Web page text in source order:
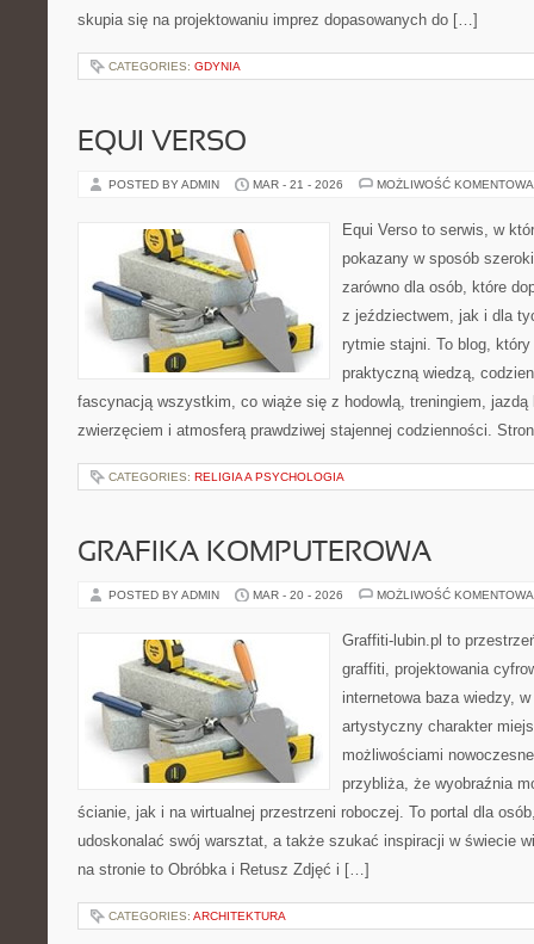
skupia się na projektowaniu imprez dopasowanych do […]
CATEGORIES: GDYNIA
EQUI VERSO
POSTED BY ADMIN MAR - 21 - 2026 MOŻLIWOŚĆ
Equi Verso to serwis, w
pokazany w sposób
zarówno dla osób, które
z jeździectwem, jak i dla
rytmie stajni. To blog,
praktyczną wiedzą,
fascynacją wszystkim, co wiąże się z hodowlą, treningiem, jazdą
zwierzęciem i atmosferą prawdziwej stajennej codzienności.
CATEGORIES: RELIGIA A PSYCHOLOGIA
GRAFIKA KOMPUTEROWA
POSTED BY ADMIN MAR - 20 - 2026 MOŻLIWOŚĆ
Graffiti-lubin.pl to
graffiti, projektowania
internetowa baza wiedzy,
artystyczny charakter
możliwościami
przybliża, że wyobraźnia
ścianie, jak i na wirtualnej przestrzeni roboczej. To portal dla
udoskonalać swój warsztat, a także szukać inspiracji w świecie
na stronie to Obróbka i Retusz Zdjęć i […]
CATEGORIES: ARCHITEKTURA